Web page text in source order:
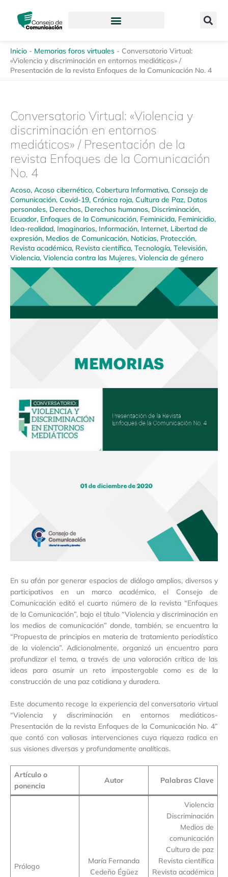
contenido
Inicio - Memorias foros virtuales - Conversatorio Virtual:
«Violencia y discriminación en entornos mediáticos» /
Presentación de la revista Enfoques de la Comunicación No. 4
Conversatorio Virtual: «Violencia y
discriminación en entornos
mediáticos» / Presentación de la
revista Enfoques de la Comunicación
No. 4
Acoso, Acoso cibernético, Cobertura Informativa, Consejo de
Comunicación, Covid-19, Crónica roja, Cultura de Paz, Datos
personales, Derechos, Derechos humanos, Discriminación,
Ecuador, Enfoques de la Comunicación, Feminicida, Feminicidio,
Idea-realidad, Imaginarios, Información, Internet, Libertad de
expresión, Medios de Comunicación, Noticias, Protección,
Revista académica, Revista científica, Tecnología, Televisión,
Violencia, Violencia contra las Mujeres, Violencia de género
En su afán por generar espacios de diálogo amplios, diversos y
participativos en un marco académico, el Consejo de
Comunicación editó el cuarto número de la revista “Enfoques
de la Comunicación”, bajo el título “Violencia y discriminación en
los medios de comunicación” donde, también, se encuentra la
“Propuesta de principios en materia de tratamiento periodístico
de la violencia”. Adicionalmente, organizó un encuentro para
profundizar el tema, a través de una valoración crítica de las
ideas para asumir un reto impostergable como es de la
construcción de una paz cotidiana y duradera.
Este documento recoge la experiencia del conversatorio virtual
“Violencia y discriminación en entornos mediáticos-
Presentación de la revista Enfoques de la Comunicación No. 4”
que contó con valiosas intervenciones cuya riqueza radica en
sus visiones diversas y profundamente analíticas.
Artículo o
ponencia
Autor Palabras Clave
Prólogo
María Fernanda
Cedeño Égüez
Violencia
Discriminación
Medios de
comunicación
Cultura de paz
Revista científica
Revista académica